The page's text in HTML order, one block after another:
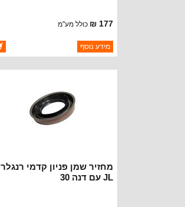
177 ₪ כולל מע"מ
ברקוד: 68388747AA
יצרן:MOPAR CHRYSLER
מידע נוסף
מחזיר שמן פניון קדמי רנגלר
JL עם דנה 30